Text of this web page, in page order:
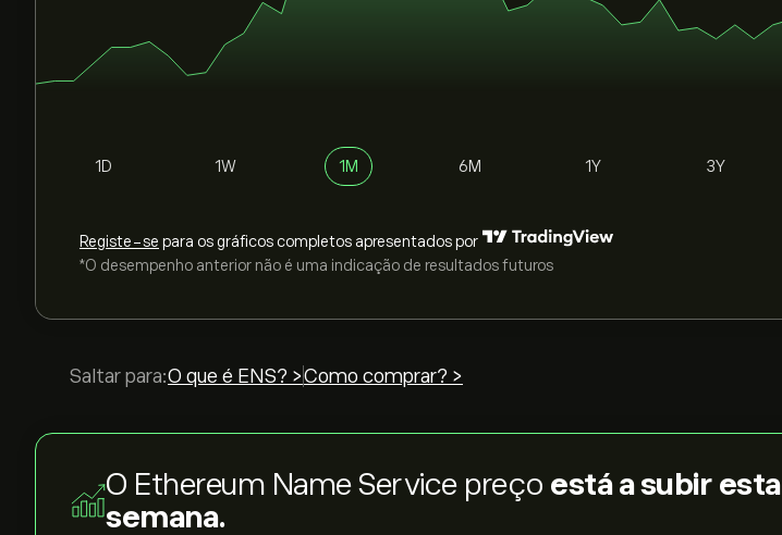
1D 1W 1M 6M 1Y 3Y
Registe-se para os gráficos completos apresentados por
*O desempenho anterior não é uma indicação de resultados futuros
Saltar para:O que é ENS? >Como comprar? >
O Ethereum Name Service preço está a subir esta
semana.